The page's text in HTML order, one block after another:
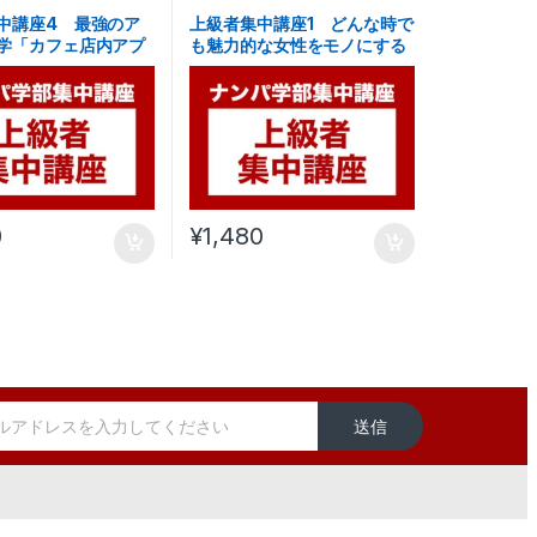
中講座4 最強のア
「カフェ店内アプ
上級者集中講座1 どんな時で
も魅力的な女性をモノにする
PUAのマインドセット
¥1,480
送信